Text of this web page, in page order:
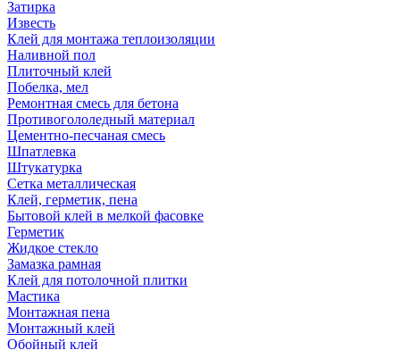
Затирка
Известь
Клей для монтажа теплоизоляции
Наливной пол
Плиточный клей
Побелка, мел
Ремонтная смесь для бетона
Противогололедный материал
Цементно-песчаная смесь
Шпатлевка
Штукатурка
Сетка металлическая
Клей, герметик, пена
Бытовой клей в мелкой фасовке
Герметик
Жидкое стекло
Замазка рамная
Клей для потолочной плитки
Мастика
Монтажная пена
Монтажный клей
Обойный клей